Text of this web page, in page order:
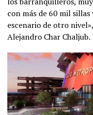
con más de 60 mil
escenario de otro
Alejandro Char Chaljub.